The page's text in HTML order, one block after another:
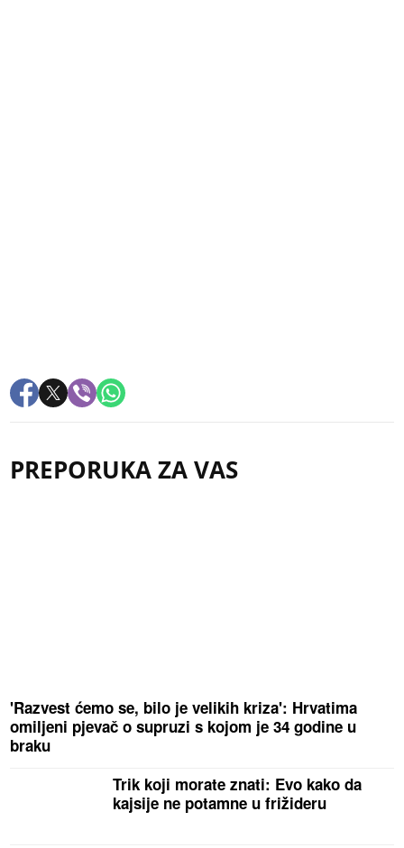
PREPORUKA ZA VAS
'Razvest ćemo se, bilo je velikih kriza': Hrvatima
omiljeni pjevač o supruzi s kojom je 34 godine u
braku
Trik koji morate znati: Evo kako da
kajsije ne potamne u frižideru